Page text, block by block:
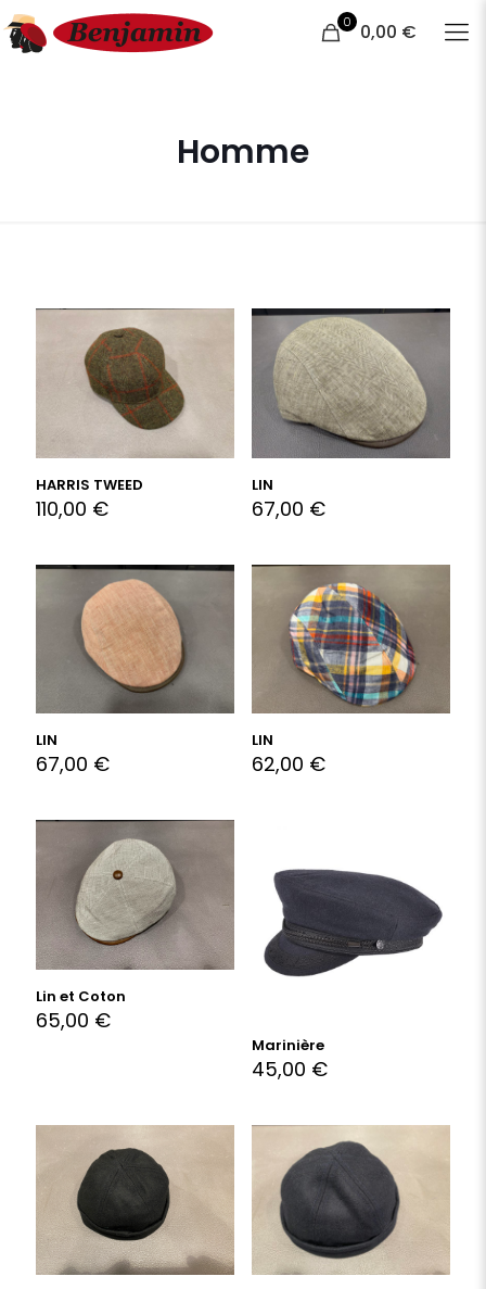
0 0,00 €
Homme
HARRIS TWEED
110,00 €
LIN
67,00 €
LIN
67,00 €
LIN
62,00 €
Lin et Coton
65,00 €
Marinière
45,00 €